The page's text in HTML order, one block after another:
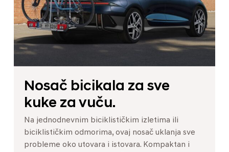
Nosač bicikala za sve
kuke za vuču.
Na jednodnevnim biciklističkim izletima ili
biciklističkim odmorima, ovaj nosač uklanja sve
probleme oko utovara i istovara. Kompaktan i